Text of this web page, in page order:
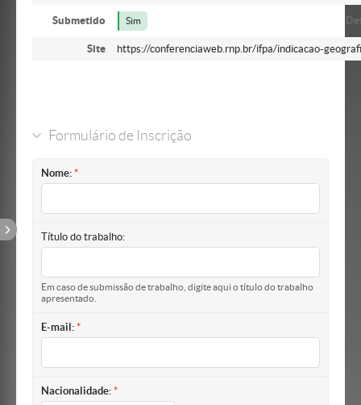
Submetido Sim
Site https://conferenciaweb.rnp.br/ifpa/indicacao-
Formulário de Inscrição
Nome:
Título do trabalho:
Em caso de submissão de trabalho, digite aqui o título do trabalho
apresentado.
E-mail:
Nacionalidade: